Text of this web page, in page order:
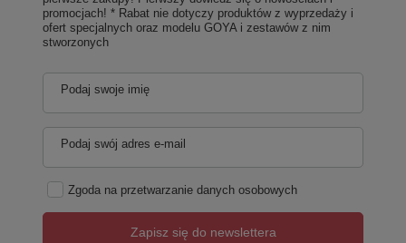
promocjach! * Rabat nie dotyczy produktów z wyprzedaży i
ofert specjalnych oraz modelu GOYA i zestawów z nim
stworzonych
Podaj swoje imię
Podaj swój adres e-mail
Zgoda na przetwarzanie danych osobowych
Zapisz się do newslettera